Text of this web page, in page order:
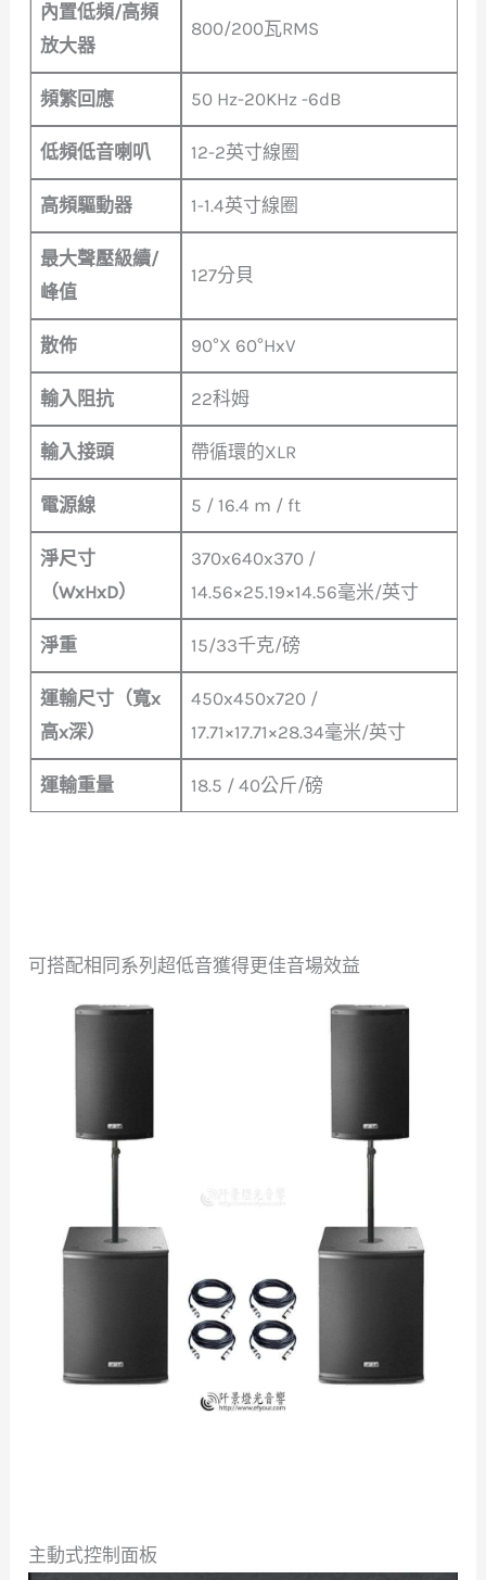
內置低頻/高頻
放大器
800/200瓦RMS
頻繁回應 50 Hz-20KHz -6dB
低頻低音喇叭 12-2英寸線圈
高頻驅動器 1-1.4英寸線圈
最大聲壓級續/
峰值
127分貝
散佈 90°X 60°HxV
輸入阻抗 22科姆
輸入接頭 帶循環的XLR
電源線 5 / 16.4 m / ft
淨尺寸
（WxHxD）
370x640x370 /
14.56×25.19×14.56毫米/英寸
淨重 15/33千克/磅
運輸尺寸（寬x
高x深）
450x450x720 /
17.71×17.71×28.34毫米/英寸
運輸重量 18.5 / 40公斤/磅
可搭配相同系列超低音獲得更佳音場效益
主動式控制面板